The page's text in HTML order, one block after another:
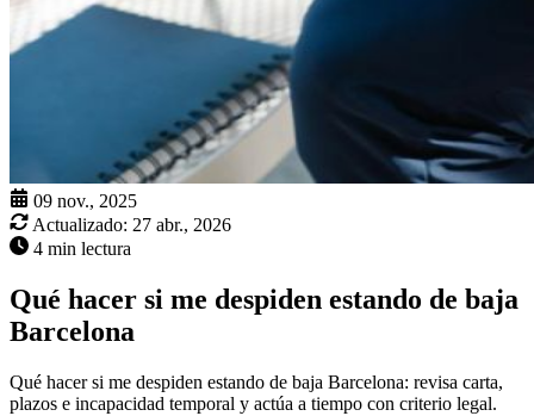
09 nov., 2025
Actualizado: 27 abr., 2026
4 min lectura
Qué hacer si me despiden estando de baja
Barcelona
Qué hacer si me despiden estando de baja Barcelona: revisa carta,
plazos e incapacidad temporal y actúa a tiempo con criterio legal.